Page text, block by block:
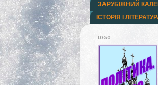
ЗАРУБІЖНИЙ
ІСТОРІЯ І
LOGO